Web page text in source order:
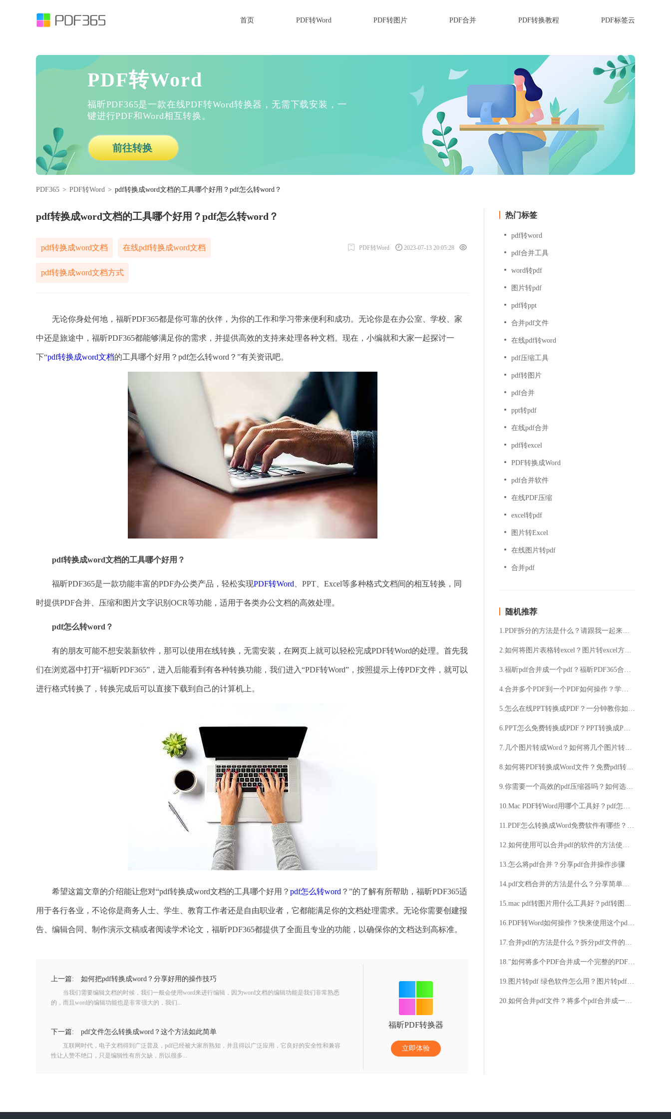
首页 PDF转Word PDF转图片 PDF合并 PDF转换教程 PDF标签云
PDF转Word
福昕PDF365是一款在线PDF转Word转换器，无需下载安装，一
键进行PDF和Word相互转换。
前往转换
PDF365 > PDF转Word > pdf转换成word文档的工具哪个好用？pdf怎么转word？
pdf转换成word文档的工具哪个好用？pdf怎么转word？
pdf转换成word文档 在线pdf转换成word文档
pdf转换成word文档方式
PDF转Word 2023-07-13 20:05:28
无论你身处何地，福昕PDF365都是你可靠的伙伴，为你的工作和学习带来便利和成功。无论你是在办公室、学校、家
中还是旅途中，福昕PDF365都能够满足你的需求，并提供高效的支持来处理各种文档。现在，小编就和大家一起探讨一
下“pdf转换成word文档的工具哪个好用？pdf怎么转word？”有关资讯吧。
pdf转换成word文档的工具哪个好用？
福昕PDF365是一款功能丰富的PDF办公类产品，轻松实现PDF转Word 、PPT、Excel等多种格式文档间的相互转换，同
时提供PDF合并、压缩和图片文字识别OCR等功能，适用于各类办公文档的高效处理。
pdf怎么转word？
有的朋友可能不想安装新软件，那可以使用在线转换，无需安装，在网页上就可以轻松完成PDF转Word的处理。首先我
们在浏览器中打开“福昕PDF365”，进入后能看到有各种转换功能，我们进入“PDF转Word”，按照提示上传PDF文件，就可以
进行格式转换了，转换完成后可以直接下载到自己的计算机上。
希望这篇文章的介绍能让您对“pdf转换成word文档的工具哪个好用？ pdf怎么转word ？”的了解有所帮助，福昕PDF365适
用于各行各业，不论你是商务人士、学生、教育工作者还是自由职业者，它都能满足你的文档处理需求。无论你需要创建报
告、编辑合同、制作演示文稿或者阅读学术论文，福昕PDF365都提供了全面且专业的功能，以确保你的文档达到高标准。
上一篇: 如何把pdf转换成word？分享好用的操作技巧
当我们需要编辑文档的时候，我们一般会使用word来进行编辑，因为word文档的编辑功能是我们非常熟悉
的，而且word的编辑功能也是非常强大的，我们...
下一篇: pdf文件怎么转换成word？这个方法如此简单
互联网时代，电子文档得到广泛普及，pdf已经被大家所熟知，并且得以广泛应用，它良好的安全性和兼容
性让人赞不绝口，只是编辑性有所欠缺，所以很多...
福昕PDF转换器
立即体验
热门标签
pdf转word
pdf合并工具
word转pdf
图片转pdf
pdf转ppt
合并pdf文件
在线pdf转word
pdf压缩工具
pdf转图片
pdf合并
ppt转pdf
在线pdf合并
pdf转excel
PDF转换成Word
pdf合并软件
在线PDF压缩
excel转pdf
图片转Excel
在线图片转pdf
合并pdf
随机推荐
1.PDF拆分的方法是什么？请跟我一起来看看
2.如何将图片表格转excel？图片转excel方法分享
3.福昕pdf合并成一个pdf？福昕PDF365合并pdf操作技巧分享
4.合并多个PDF到一个PDF如何操作？学会这个技巧，真的很实用！
5.怎么在线PPT转换成PDF？一分钟教你如何轻松PPT转换成PDF
6.PPT怎么免费转换成PDF？PPT转换成PDF的具体方法
7.几个图片转成Word？如何将几个图片转成Word？
8.如何将PDF转换成Word文件？免费pdf转换成word方法
9.你需要一个高效的pdf压缩器吗？如何选择合适的pdf压缩器？
10.Mac PDF转Word用哪个工具好？pdf怎么转word？
11.PDF怎么转换成Word免费软件有哪些？是否有推荐的免费软件可供使用？
12.如何使用可以合并pdf的软件的方法使用可以合并pdf的软件的方法
13.怎么将pdf合并？分享pdf合并操作步骤
14.pdf文档合并的方法是什么？分享简单快速的pdf文档合并方法！
15.mac pdf转图片用什么工具好？pdf转图片方法介绍
16.PDF转Word如何操作？快来使用这个pdf转换器吧！
17.合并pdf的方法是什么？拆分pdf文件的方法教给大家
18."如何将多个PDF合并成一个完整的PDF文件？""想要合并PDF文件，有什么简单高效的方法吗？"
19.图片转pdf 绿色软件怎么用？图片转pdf 绿色软件使用教程分享
20.如何合并pdf文件？将多个pdf合并成一个pdf文档方法介绍